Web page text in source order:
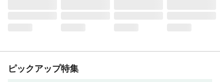
ピックアップ特集